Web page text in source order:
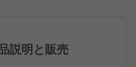
説明と販売